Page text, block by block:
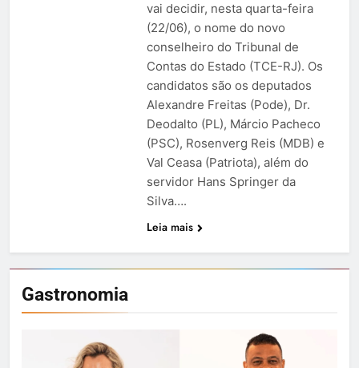
Gastronomia
vai decidir, nesta quarta-feira
(22/06), o nome do novo
conselheiro do Tribunal de
Contas do Estado (TCE-RJ). Os
candidatos são os deputados
Alexandre Freitas (Pode), Dr.
Deodalto (PL), Márcio Pacheco
(PSC), Rosenverg Reis (MDB) e
Val Ceasa (Patriota), além do
servidor Hans Springer da
Silva….
Leia mais